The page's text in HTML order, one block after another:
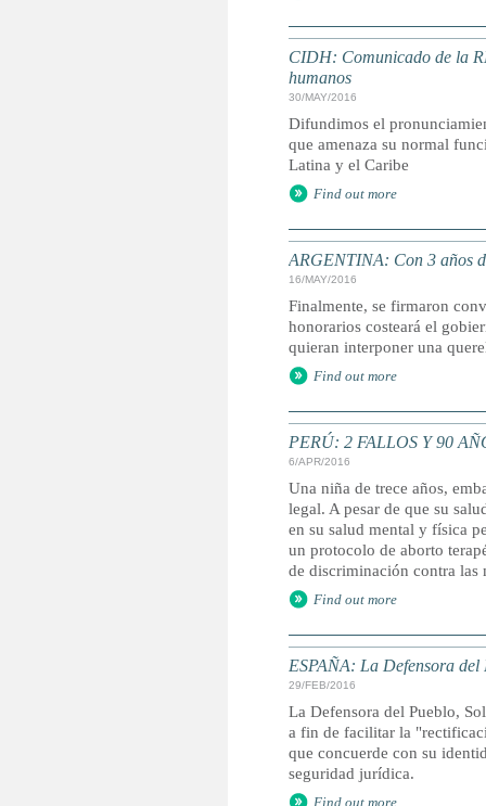
CIDH: Comunicado de la
humanos
30/MAY/2016
Difundimos el
que amenaza su normal
Latina y el Caribe
Find out more
ARGENTINA: Con 3 años
16/MAY/2016
Finalmente, se firmaron
honorarios costeará el
quieran interponer una
Find out more
PERÚ: 2 FALLOS Y 90
6/APR/2016
Una niña de trece años,
legal. A pesar de que su
en su salud mental y física
un protocolo de aborto
de discriminación contra las
Find out more
ESPAÑA: La Defensora
29/FEB/2016
La Defensora del Pueblo,
a fin de facilitar la
que concuerde con su
seguridad jurídica.
Find out more